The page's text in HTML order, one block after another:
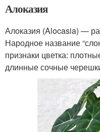
Алоказия
Алоказия (Alocasia) —
Народное название
признаки цветка:
длинные сочные